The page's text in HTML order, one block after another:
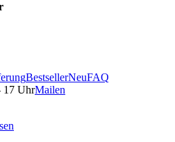
BestsellerNeuFAQ
17 UhrMailen